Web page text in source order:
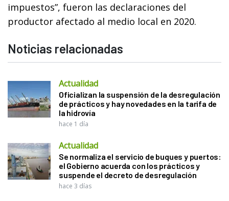
impuestos”, fueron las declaraciones del
productor afectado al medio local en 2020.
Noticias relacionadas
Actualidad
Oficializan la suspensión de la desregulación
de prácticos y hay novedades en la tarifa de
la hidrovía
hace 1 día
Actualidad
Se normaliza el servicio de buques y puertos:
el Gobierno acuerda con los prácticos y
suspende el decreto de desregulación
hace 3 días